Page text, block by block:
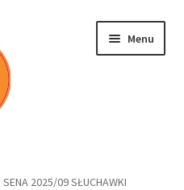
Menu
SENA 2025/09 SŁUCHAWKI